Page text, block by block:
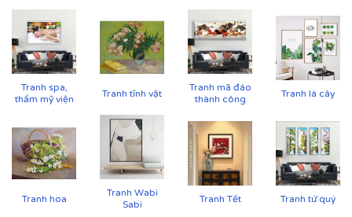
Tranh spa,
thẩm mỹ viện
Tranh tĩnh vật
Tranh mã đáo
thành công
Tranh lá cây
Tranh hoa
Tranh Wabi
Sabi
Tranh Tết Tranh tứ quý